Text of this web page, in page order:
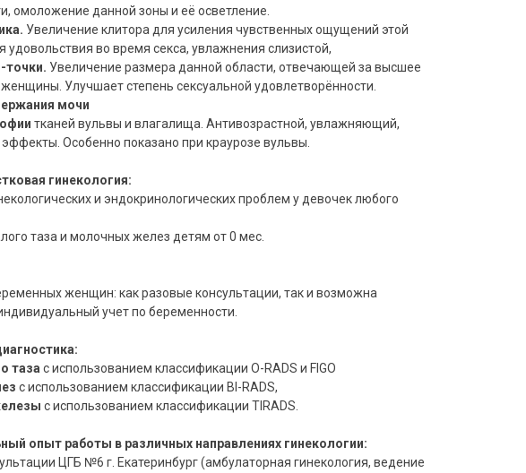
омоложение данной зоны и её осветление.
Увеличение клитора для усиления чувственных ощущений этой
удовольствия во время секса, увлажнения слизистой,
точки. Увеличение размера данной области, отвечающей за высшее
Улучшает степень сексуальной удовлетворённости.
мочи
тканей вульвы и влагалища. Антивозрастной, увлажняющий,
Особенно показано при краурозе вульвы.
гинекология:
и эндокринологических проблем у девочек любого
таза и молочных желез детям от 0 мес.
женщин: как разовые консультации, так и возможна
учет по беременности.
таза с использованием классификации O-RADS и FIGO
с использованием классификации BI-RADS,
с использованием классификации TIRADS.
опыт работы в различных направлениях гинекологии:
ЦГБ №6 г. Екатеринбург (амбулаторная гинекология, ведение